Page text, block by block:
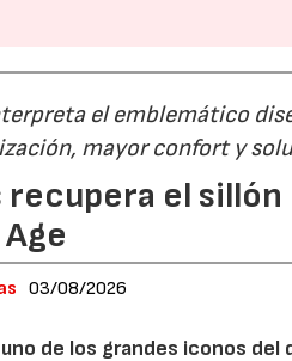
el emblemático
mayor confort y
recupera el
03/08/2026
de los grandes iconos del